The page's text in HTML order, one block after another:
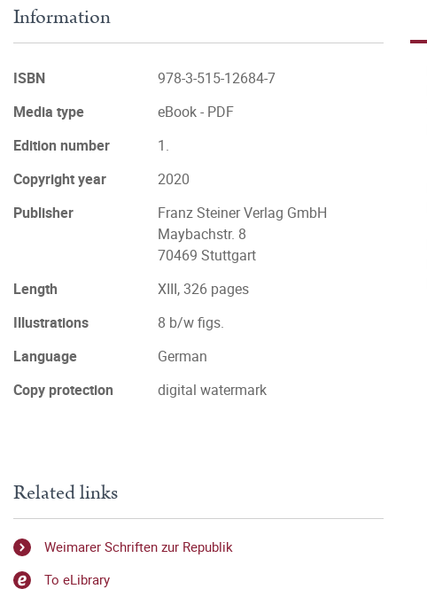
Information
ISBN
978-3-515-12684-7
Media type
eBook - PDF
Edition number
1.
Copyright year
2020
Publisher
Franz Steiner Verlag GmbH
Maybachstr. 8
70469 Stuttgart
Length
XIII, 326 pages
Illustrations
8 b/w figs.
Language
German
Copy protection
digital watermark
Related links
Weimarer Schriften zur Republik
To eLibrary